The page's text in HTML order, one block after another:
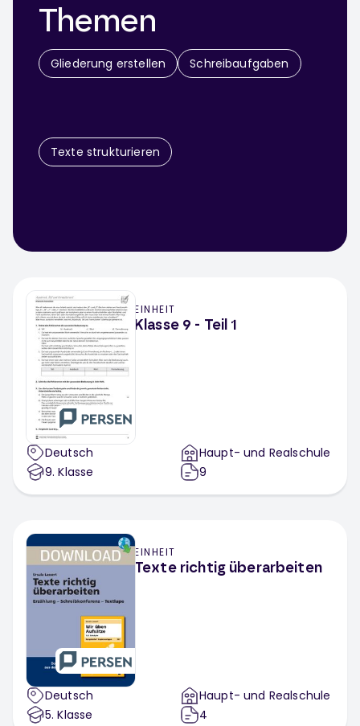
Themen
Gliederung erstellen Schreibaufgaben
Texte strukturieren
EINHEIT
Klasse 9 - Teil 1
Deutsch
9. Klasse
Haupt- und Realschule
9
EINHEIT
Texte richtig überarbeiten
Deutsch
5. Klasse
Haupt- und Realschule
4